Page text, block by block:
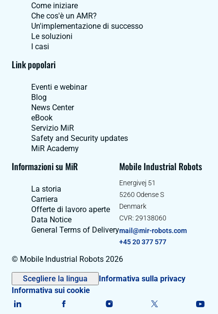
Come iniziare
Che cos'è un AMR?
Un'implementazione di successo
Le soluzioni
I casi
Link popolari
Eventi e webinar
Blog
News Center
eBook
Servizio MiR
Safety and Security updates
MiR Academy
Informazioni su MiR
La storia
Carriera
Offerte di lavoro aperte
Data Notice
General Terms of Delivery
Mobile Industrial Robots
Energivej 51
5260 Odense S
Denmark
CVR: 29138060
mail@mir-robots.com
+45 20 377 577
© Mobile Industrial Robots 2026
Scegliere la lingua
Informativa sulla privacy
Informativa sui cookie